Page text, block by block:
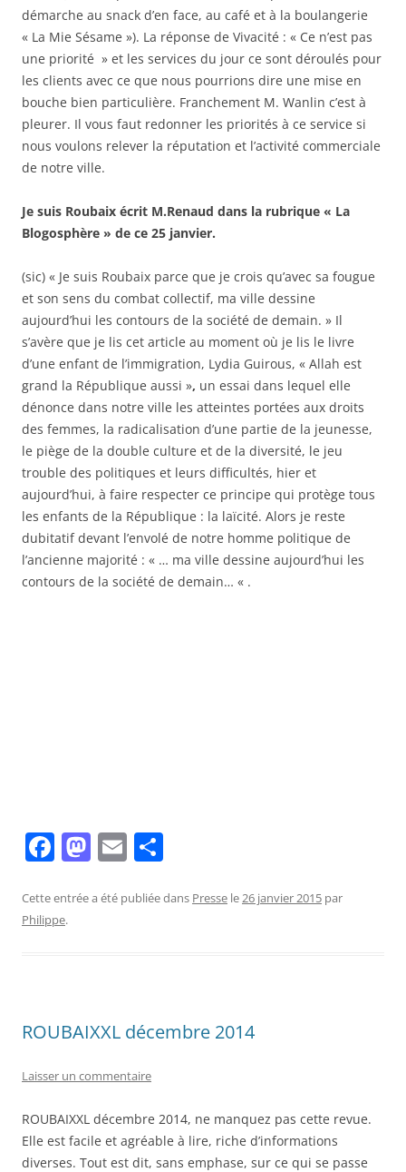
démarche au snack d’en face, au café et à la boulangerie
« La Mie Sésame »). La réponse de Vivacité : « Ce n’est pas
une priorité » et les services du jour ce sont déroulés pour
les clients avec ce que nous pourrions dire une mise en
bouche bien particulière. Franchement M. Wanlin c’est à
pleurer. Il vous faut redonner les priorités à ce service si
nous voulons relever la réputation et l’activité commerciale
de notre ville.
Je suis Roubaix écrit M.Renaud dans la rubrique « La
Blogosphère » de ce 25 janvier.
(sic) « Je suis Roubaix parce que je crois qu’avec sa fougue
et son sens du combat collectif, ma ville dessine
aujourd’hui les contours de la société de demain. » Il
s’avère que je lis cet article au moment où je lis le livre
d’une enfant de l’immigration, Lydia Guirous, « Allah est
grand la République aussi », un essai dans lequel elle
dénonce dans notre ville les atteintes portées aux droits
des femmes, la radicalisation d’une partie de la jeunesse,
le piège de la double culture et de la diversité, le jeu
trouble des politiques et leurs difficultés, hier et
aujourd’hui, à faire respecter ce principe qui protège tous
les enfants de la République : la laïcité. Alors je reste
dubitatif devant l’envolé de notre homme politique de
l’ancienne majorité : « … ma ville dessine aujourd’hui les
contours de la société de demain… « .
F
c
e
o
k
M
st
n
E
ai ta
Cette entrée a été publiée dans Presse le26 janvier 2015 par
Philippe.
ROUBAIXXL décembre 2014
Laisser un commentaire
ROUBAIXXL décembre 2014, ne manquez pas cette revue.
Elle est facile et agréable à lire, riche d’informations
diverses. Tout est dit, sans emphase, sur ce qui se passe